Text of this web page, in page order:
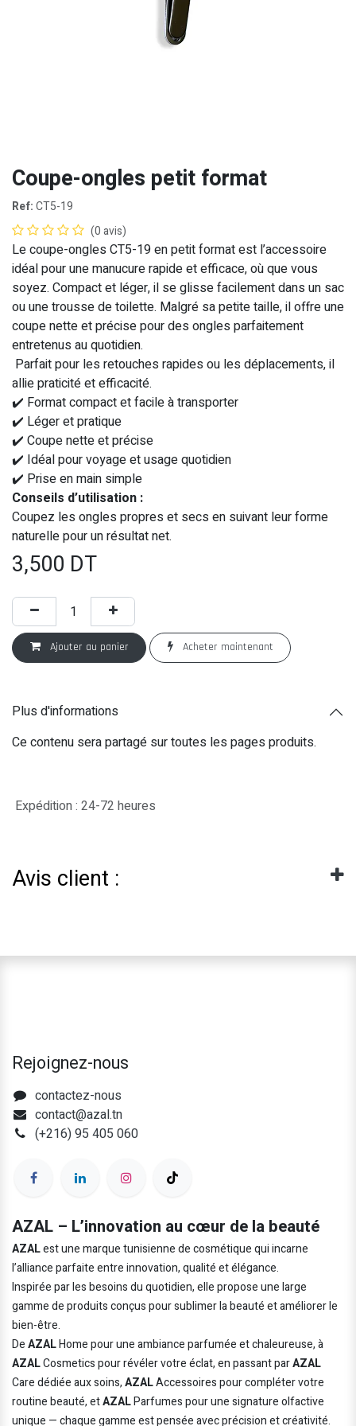
Coupe-ongles petit format
Ref:CT5-19
(0 avis)
Le coupe-ongles CT5-19 en petit format est l’accessoire
idéal pour une manucure rapide et efficace, où que vous
soyez. Compact et léger, il se glisse facilement dans un sac
ou une trousse de toilette. Malgré sa petite taille, il offre une
coupe nette et précise pour des ongles parfaitement
entretenus au quotidien.
Parfait pour les retouches rapides ou les déplacements, il
allie praticité et efficacité.
✔️ Format compact et facile à transporter
✔️ Léger et pratique
✔️ Coupe nette et précise
✔️ Idéal pour voyage et usage quotidien
✔️ Prise en main simple
Conseils d’utilisation :
Coupez les ongles propres et secs en suivant leur forme
naturelle pour un résultat net.
3,500 DT
Ajouter au panier Acheter maintenant
Plus d'informations
Ce contenu sera partagé sur toutes les pages produits.
Expédition : 24-72 heures
Avis client :
Rejoignez-nous
contactez-nous
contact@azal.tn
(+216) 95 405 060
AZAL – L’innovation au cœur de la beauté
AZALest une marque tunisienne de cosmétique qui incarne
l’alliance parfaite entre innovation, qualité et élégance.
Inspirée par les besoins du quotidien, elle propose une large
gamme de produits conçus pour sublimer la beauté et améliorer le
bien-être.
DeAZALHome pour une ambiance parfumée et chaleureuse, à
AZALCosmetics pour révéler votre éclat, en passant parAZAL
Care dédiée aux soins,AZALAccessoires pour compléter votre
routine beauté, etAZALParfumes pour une signature olfactive
unique — chaque gamme est pensée avec précision et créativité.